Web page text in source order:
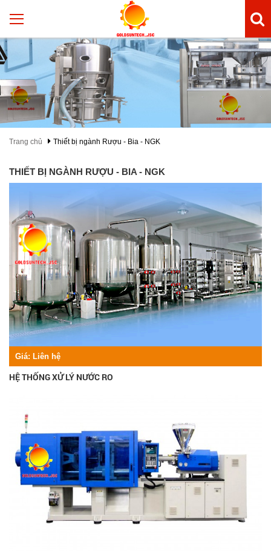
Trang chủ Thiết bị ngành Rượu - Bia - NGK
THIẾT BỊ NGÀNH RƯỢU - BIA - NGK
Giá: Liên hệ
HỆ THỐNG XỬ LÝ NƯỚC RO